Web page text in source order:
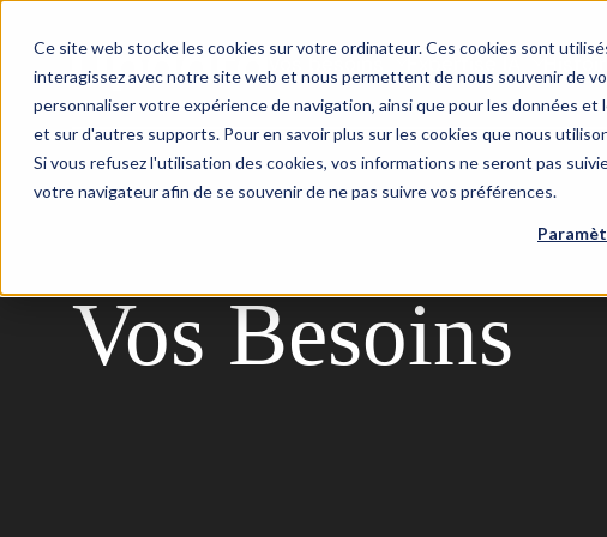
Ce site web stocke les cookies sur votre ordinateur. Ces cookies sont
interagissez avec notre site web et nous permettent de nous souvenir de
personnaliser votre expérience de navigation, ainsi que pour les données
et sur d'autres supports. Pour en savoir plus sur les cookies que nous
Si vous refusez l'utilisation des cookies, vos informations ne seront pas
votre navigateur afin de se souvenir de ne pas suivre vos préférences.
Vos Besoins